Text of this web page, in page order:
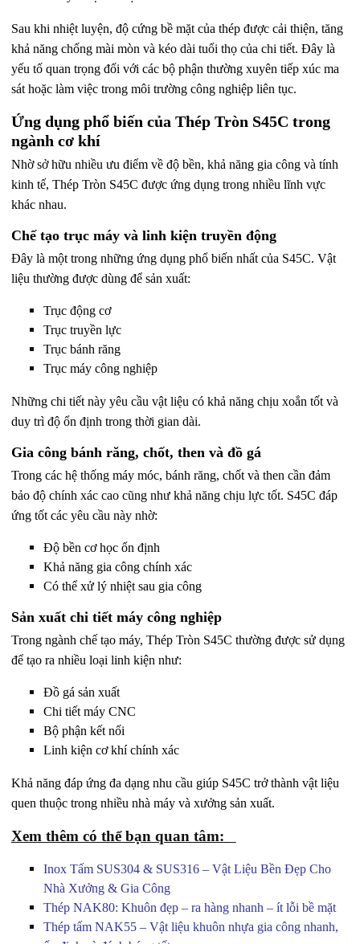
Sau khi nhiệt luyện, độ cứng bề mặt của thép được cải thiện, tăng
khả năng chống mài mòn và kéo dài tuổi thọ của chi tiết. Đây là
yếu tố quan trọng đối với các bộ phận thường xuyên tiếp xúc ma
sát hoặc làm việc trong môi trường công nghiệp liên tục.
Ứng dụng phổ biến của Thép Tròn S45C trong
ngành cơ khí
Nhờ sở hữu nhiều ưu điểm về độ bền, khả năng gia công và tính
kinh tế, Thép Tròn S45C được ứng dụng trong nhiều lĩnh vực
khác nhau.
Chế tạo trục máy và linh kiện truyền động
Đây là một trong những ứng dụng phổ biến nhất của S45C. Vật
liệu thường được dùng để sản xuất:
Trục động cơ
Trục truyền lực
Trục bánh răng
Trục máy công nghiệp
Những chi tiết này yêu cầu vật liệu có khả năng chịu xoắn tốt và
duy trì độ ổn định trong thời gian dài.
Gia công bánh răng, chốt, then và đồ gá
Trong các hệ thống máy móc, bánh răng, chốt và then cần đảm
bảo độ chính xác cao cũng như khả năng chịu lực tốt. S45C đáp
ứng tốt các yêu cầu này nhờ:
Độ bền cơ học ổn định
Khả năng gia công chính xác
Có thể xử lý nhiệt sau gia công
Sản xuất chi tiết máy công nghiệp
Trong ngành chế tạo máy, Thép Tròn S45C thường được sử dụng
để tạo ra nhiều loại linh kiện như:
Đồ gá sản xuất
Chi tiết máy CNC
Bộ phận kết nối
Linh kiện cơ khí chính xác
Khả năng đáp ứng đa dạng nhu cầu giúp S45C trở thành vật liệu
quen thuộc trong nhiều nhà máy và xưởng sản xuất.
Xem thêm có thể bạn quan tâm:
Inox Tấm SUS304 & SUS316 – Vật Liệu Bền Đẹp Cho
Nhà Xưởng & Gia Công
Thép NAK80: Khuôn đẹp – ra hàng nhanh – ít lỗi bề mặt
Thép tấm NAK55 – Vật liệu khuôn nhựa gia công nhanh,